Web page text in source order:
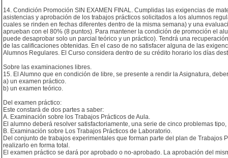
14. Condición Promoción SIN EXAMEN FINAL. Cumplidas las exigencias de
asistencias y aprobación de los trabajos prácticos solicitados a los alumnos
cuales se rinden en fechas diferentes dentro de la misma semana) y una
aprueban con el 80% (8 puntos). Para mantener la condición de promoción el
puede desaprobar solo un parcial teórico y un práctico). Tendrá una
de las calificaciones obtenidas. En el caso de no satisfacer alguna de las
Alumnos Regulares. El Curso considera dentro de su crédito horario los días
Sobre las examinaciones libres.
15. El Alumno que en condición de libre, se presente a rendir la Asignatura,
a) un examen práctico.
b) un examen teórico.
Del examen práctico:
Este constará de dos partes a saber:
A. Examinación sobre los Trabajos Prácticos de Aula.
El alumno deberá resolver satisfactoriamente, una serie de cinco problemas
B. Examinación sobre Los Trabajos Prácticos de Laboratorio.
Del conjunto de trabajos experimentales que forman parte del plan de
realizarlo en forma total.
El examen práctico se dará por aprobado o no-aprobado. La aprobación del